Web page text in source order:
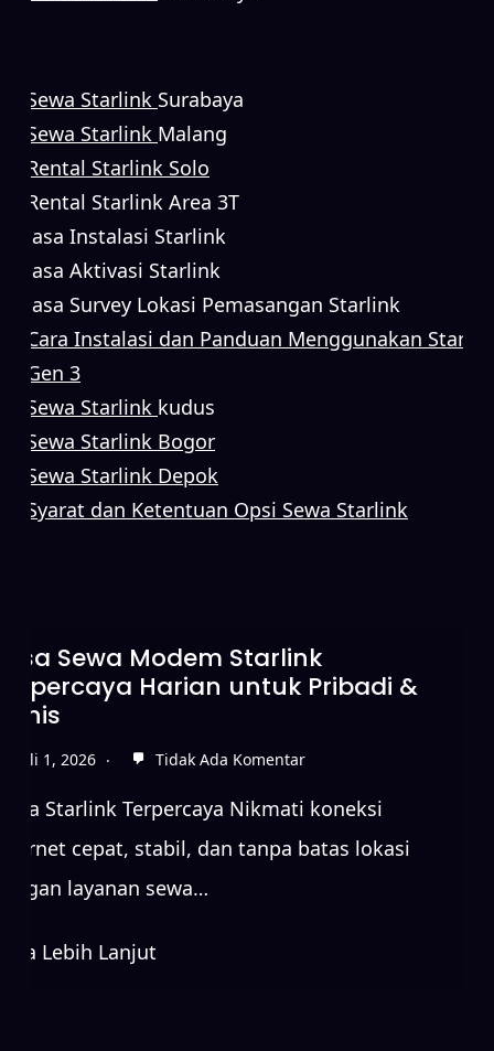
Sewa Starlink Surabaya
Sewa Starlink Malang
Rental Starlink Solo
Rental Starlink Area 3T
Jasa Instalasi Starlink
Jasa Aktivasi Starlink
Jasa Survey Lokasi Pemasangan Starlink
Cara Instalasi dan Panduan Menggunakan
Gen 3
Sewa Starlink kudus
Sewa Starlink Bogor
Sewa Starlink Depok
Syarat dan Ketentuan Opsi Sewa Starlink
&
Sewa Starlink Tanpa
Koneksi Internet Cepat
internet cepat, stabil, dan
dengan layanan sewa…